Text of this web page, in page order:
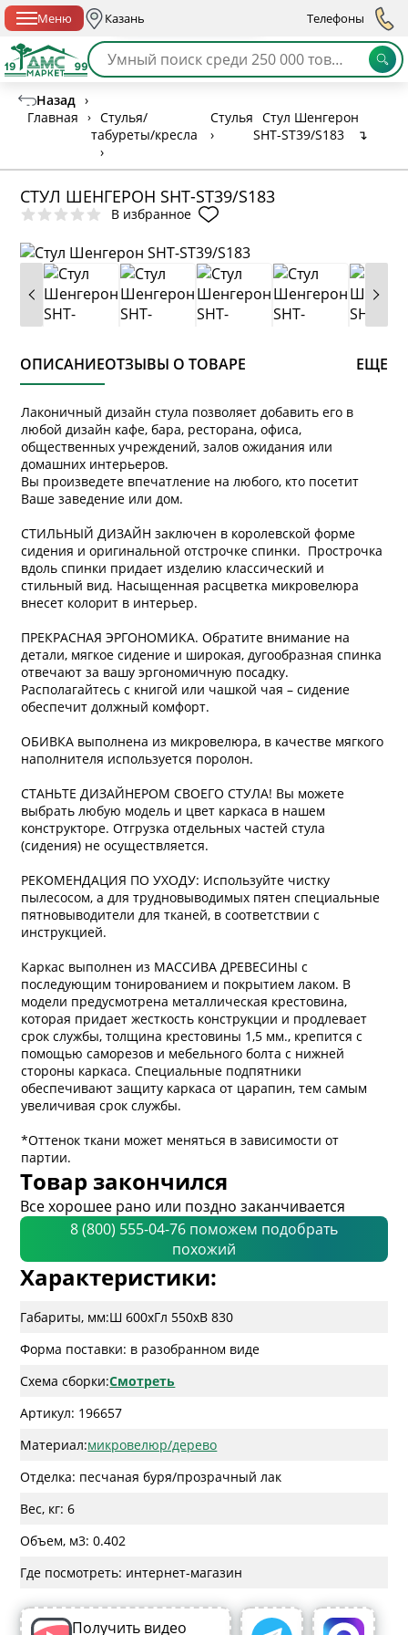
Меню Казань Телефоны
Назад ›
Главная
› Стулья/
табуреты/кресла
›
Стулья
›
Стул Шенгерон
SHT-ST39/S183
↴
СТУЛ ШЕНГЕРОН SHT-ST39/S183
В избранное
ОПИСАНИЕОТЗЫВЫ О ТОВАРЕ ЕЩЕ
Лаконичный дизайн cтула позволяет добавить его в
любой дизайн кафе, бара, ресторана, офиса,
общественных учреждений, залов ожидания или
домашних интерьеров.
Вы произведете впечатление на любого, кто посетит
Ваше заведение или дом.
СТИЛЬНЫЙ ДИЗАЙН заключен в королевской форме
сидения и оригинальной отстрочке спинки. Прострочка
вдоль спинки придает изделию классический и
стильный вид. Насыщенная расцветка микровелюра
внесет колорит в интерьер.
ПРЕКРАСНАЯ ЭРГОНОМИКА. Обратите внимание на
детали, мягкое сидение и широкая, дугообразная спинка
отвечают за вашу эргономичную посадку.
Располагайтесь с книгой или чашкой чая – сидение
обеспечит должный комфорт.
ОБИВКА выполнена из микровелюра, в качестве мягкого
наполнителя используется поролон.
СТАНЬТЕ ДИЗАЙНЕРОМ СВОЕГО СТУЛА! Вы можете
выбрать любую модель и цвет каркаса в нашем
конструкторе. Отгрузка отдельных частей стула
(сидения) не осуществляется.
РЕКОМЕНДАЦИЯ ПО УХОДУ: Используйте чистку
пылесосом, а для трудновыводимых пятен специальные
пятновыводители для тканей, в соответствии с
инструкцией.
Каркас выполнен из МАССИВА ДРЕВЕСИНЫ с
последующим тонированием и покрытием лаком. В
модели предусмотрена металлическая крестовина,
которая придает жесткость конструкции и продлевает
срок службы, толщина крестовины 1,5 мм., крепится с
помощью саморезов и мебельного болта с нижней
стороны каркаса. Специальные подпятники
обеспечивают защиту каркаса от царапин, тем самым
увеличивая срок службы.
*Оттенок ткани может меняться в зависимости от
партии.
Товар закончился
Все хорошее рано или поздно заканчивается
8 (800) 555-04-76 поможем подобрать
похожий
Характеристики:
Габариты, мм:Ш 600xГл 550xВ 830
Форма поставки: в разобранном виде
Схема сборки:Смотреть
Артикул: 196657
Материал:микровелюр/дерево
Отделка: песчаная буря/прозрачный лак
Вес, кг: 6
Объем, м3: 0.402
Где посмотреть: интернет-магазин
Получить видео